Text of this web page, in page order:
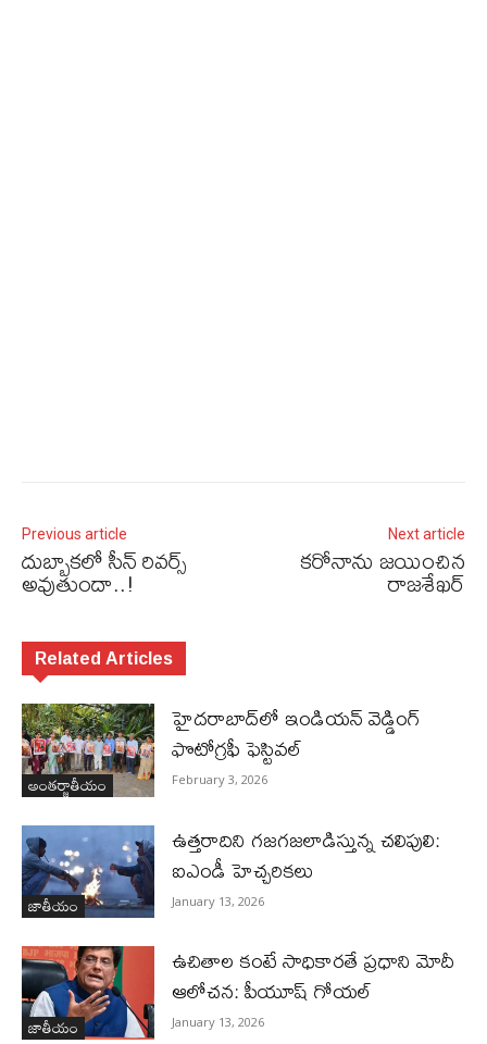
Previous article
దుబ్బాకలో సీన్ రివర్స్‌
అవుతుందా..!
Next article
కరోనాను జయించిన
రాజశేఖర్‌
Related Articles
అంతర్జాతీయం
హైదరాబాద్‌లో ఇండియన్ వెడ్డింగ్
ఫొటోగ్రఫీ ఫెస్టివల్
February 3, 2026
జాతీయం
ఉత్తరాదిని గజగజలాడిస్తున్న చలిపులి:
ఐఎండీ హెచ్చరికలు
January 13, 2026
జాతీయం
ఉచితాల కంటే సాధికారతే ప్రధాని మోదీ
ఆలోచన: పీయూష్ గోయల్
January 13, 2026